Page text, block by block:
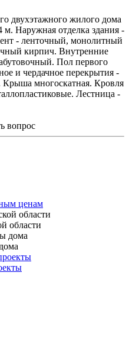
двухэтажного жилого дома
м. Наружная отделка здания -
- ленточный, монолитный
кирпич. Внутренние
Пол первого
и чердачное перекрытия -
многоскатная. Кровля
Лестница -
вопрос
ценам
области